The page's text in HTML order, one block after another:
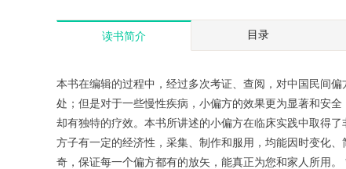
读书简介 目录
本书在编辑的过程中，经过多次考证、查阅，对中国民间
处；但是对于一些慢性疾病，小偏方的效果更为显著和安
却有独特的疗效。本书所讲述的小偏方在临床实践中取得
方子有一定的经济性，采集、制作和服用，均能因时变化
奇，保证每一个偏方都有的放矢，能真正为您和家人所用